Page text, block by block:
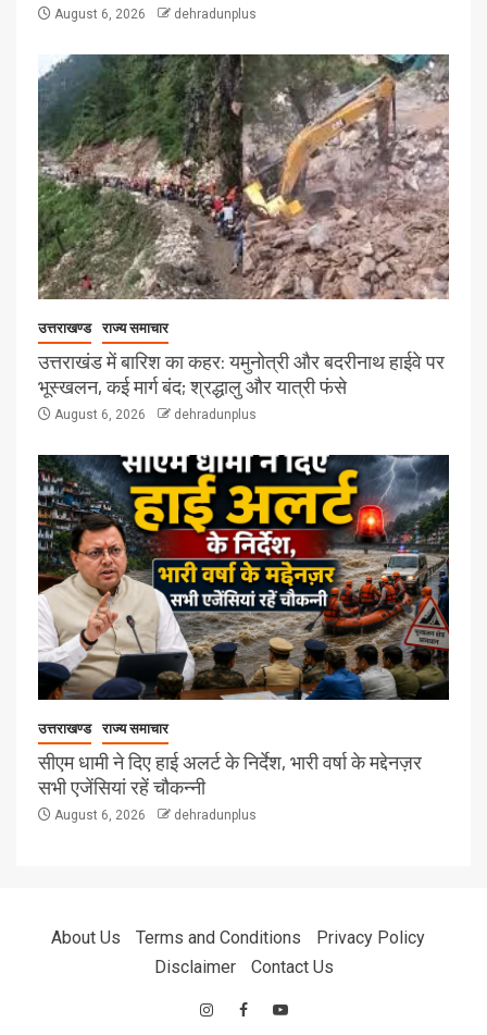
August 6, 2026 dehradunplus
उत्तराखण्ड राज्य समाचार
उत्तराखंड में बारिश का कहर: यमुनोत्री और बदरीनाथ हाईवे पर
भूस्खलन, कई मार्ग बंद; श्रद्धालु और यात्री फंसे
August 6, 2026 dehradunplus
उत्तराखण्ड राज्य समाचार
सीएम धामी ने दिए हाई अलर्ट के निर्देश, भारी वर्षा के मद्देनज़र
सभी एजेंसियां रहें चौकन्नी
August 6, 2026 dehradunplus
About Us Terms and Conditions
Privacy Policy
Disclaimer
Contact Us